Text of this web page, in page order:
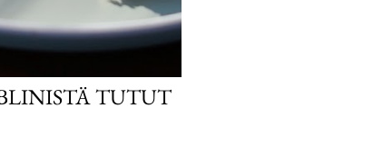
TUTUT